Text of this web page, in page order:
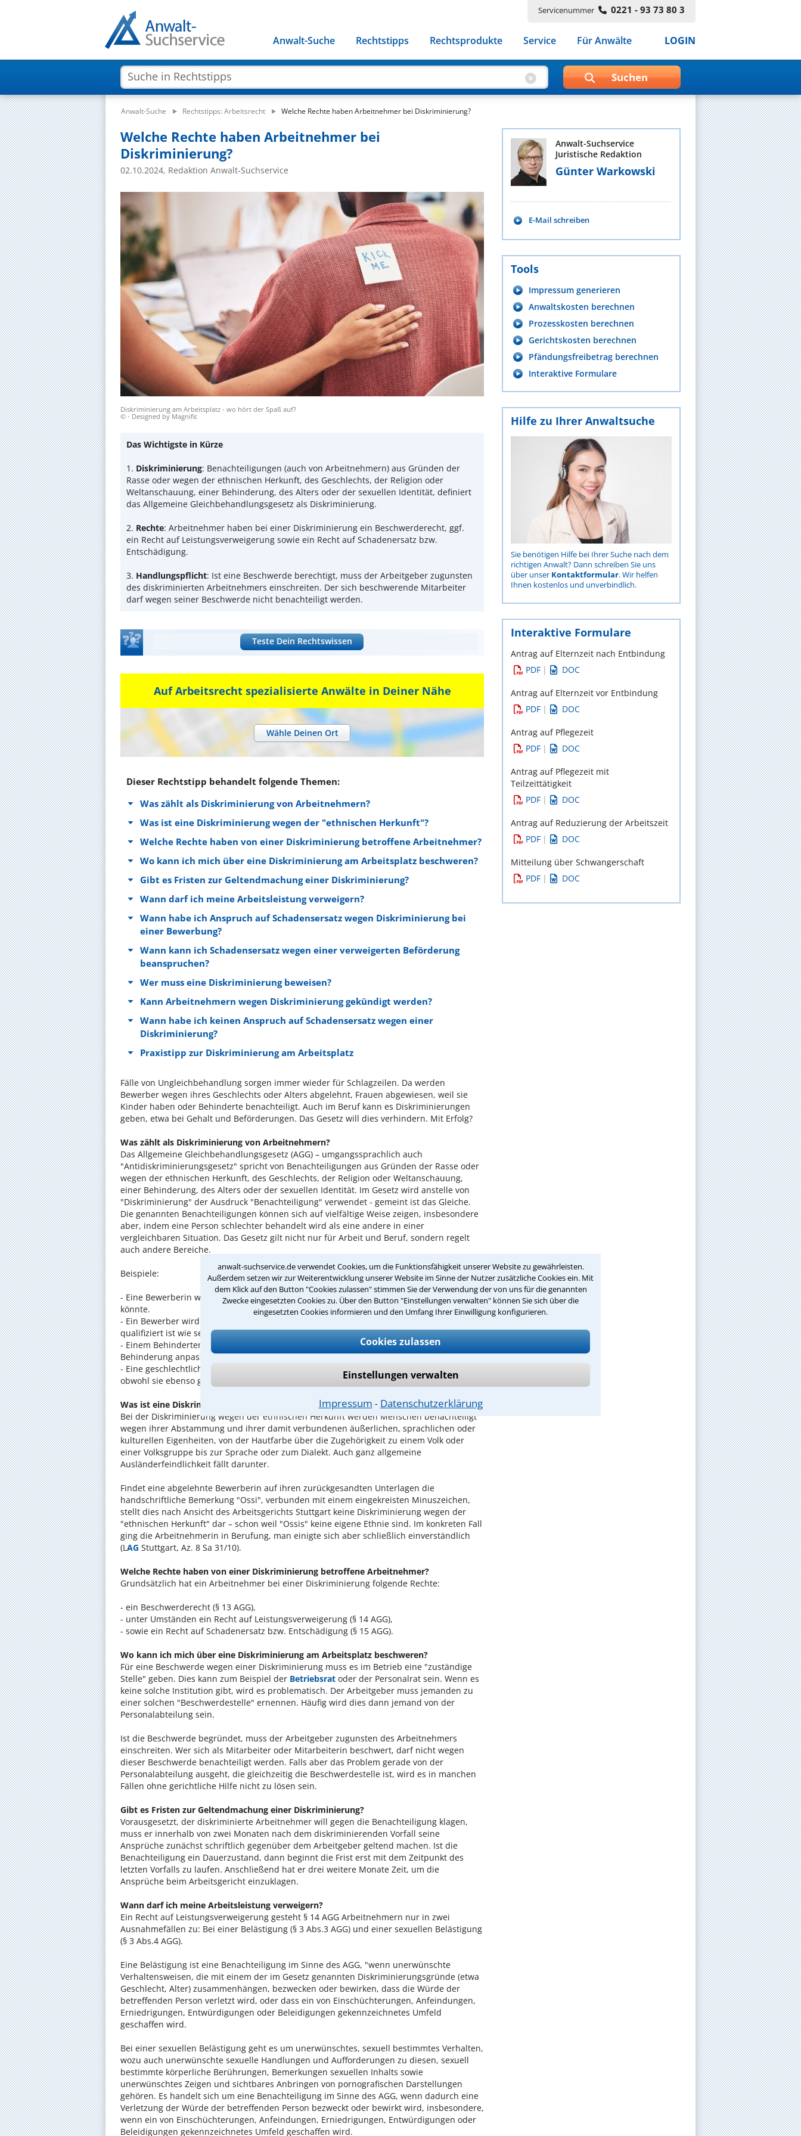
anwalt-suchservice.de verwendet Cookies, um die Funktionsfähigkeit unserer Website zu gewährleisten.
Außerdem setzen wir zur Weiterentwicklung unserer Website im Sinne der Nutzer zusätzliche Cookies ein. Mit
dem Klick auf den Button "Cookies zulassen" stimmen Sie der Verwendung der von uns für die genannten
Zwecke eingesetzten Cookies zu. Über den Button "Einstellungen verwalten" können Sie sich über die
eingesetzten Cookies informieren und den Umfang Ihrer Einwilligung konfigurieren.
Cookies zulassen
Einstellungen verwalten
Impressum ⁃ Datenschutzerklärung
Servicenummer 0221 - 93 73 80 3
Anwalt-Suche Rechtstipps Rechtsprodukte Service Für Anwälte LOGIN
Anwalt-Suche Rechtstipps: Arbeitsrecht Welche Rechte haben Arbeitnehmer bei Diskriminierung?
Welche Rechte haben Arbeitnehmer bei
Diskriminierung?
02.10.2024, Redaktion Anwalt-Suchservice
Diskriminierung am Arbeitsplatz - wo hört der Spaß auf?
© - Designed by Magnific
Das Wichtigste in Kürze
1. Diskriminierung: Benachteiligungen (auch von Arbeitnehmern) aus Gründen der
Rasse oder wegen der ethnischen Herkunft, des Geschlechts, der Religion oder
Weltanschauung, einer Behinderung, des Alters oder der sexuellen Identität, definiert
das Allgemeine Gleichbehandlungsgesetz als Diskriminierung.
2. Rechte: Arbeitnehmer haben bei einer Diskriminierung ein Beschwerderecht, ggf.
ein Recht auf Leistungsverweigerung sowie ein Recht auf Schadenersatz bzw.
Entschädigung.
3. Handlungspflicht: Ist eine Beschwerde berechtigt, muss der Arbeitgeber zugunsten
des diskriminierten Arbeitnehmers einschreiten. Der sich beschwerende Mitarbeiter
darf wegen seiner Beschwerde nicht benachteiligt werden.
Teste Dein Rechtswissen
Auf Arbeitsrecht spezialisierte Anwälte in Deiner Nähe
Wähle Deinen Ort
Dieser Rechtstipp behandelt folgende Themen:
Was zählt als Diskriminierung von Arbeitnehmern?
Was ist eine Diskriminierung wegen der "ethnischen Herkunft"?
Welche Rechte haben von einer Diskriminierung betroffene Arbeitnehmer?
Wo kann ich mich über eine Diskriminierung am Arbeitsplatz beschweren?
Gibt es Fristen zur Geltendmachung einer Diskriminierung?
Wann darf ich meine Arbeitsleistung verweigern?
Wann habe ich Anspruch auf Schadensersatz wegen Diskriminierung bei
einer Bewerbung?
Wann kann ich Schadensersatz wegen einer verweigerten Beförderung
beanspruchen?
Wer muss eine Diskriminierung beweisen?
Kann Arbeitnehmern wegen Diskriminierung gekündigt werden?
Wann habe ich keinen Anspruch auf Schadensersatz wegen einer
Diskriminierung?
Praxistipp zur Diskriminierung am Arbeitsplatz
Fälle von Ungleichbehandlung sorgen immer wieder für Schlagzeilen. Da werden
Bewerber wegen ihres Geschlechts oder Alters abgelehnt, Frauen abgewiesen, weil sie
Kinder haben oder Behinderte benachteiligt. Auch im Beruf kann es Diskriminierungen
geben, etwa bei Gehalt und Beförderungen. Das Gesetz will dies verhindern. Mit Erfolg?
Was zählt als Diskriminierung von Arbeitnehmern?
Das Allgemeine Gleichbehandlungsgesetz (AGG) – umgangssprachlich auch
"Antidiskriminierungsgesetz" spricht von Benachteiligungen aus Gründen der Rasse oder
wegen der ethnischen Herkunft, des Geschlechts, der Religion oder Weltanschauung,
einer Behinderung, des Alters oder der sexuellen Identität. Im Gesetz wird anstelle von
"Diskriminierung" der Ausdruck "Benachteiligung" verwendet - gemeint ist das Gleiche.
Die genannten Benachteiligungen können sich auf vielfältige Weise zeigen, insbesondere
aber, indem eine Person schlechter behandelt wird als eine andere in einer
vergleichbaren Situation. Das Gesetz gilt nicht nur für Arbeit und Beruf, sondern regelt
auch andere Bereiche.
Beispiele:
- Eine Bewerberin wird abgewiesen, weil sie eine junge Frau ist und schwanger werden
könnte.
- Ein Bewerber wird wegen seiner schwarzen Hauptfarbe abgewiesen, obwohl er ebenso
qualifiziert ist wie seine Mitbewerber.
- Einem Behinderten wird eine Beförderung verweigert, weil man dann sein Büro an seine
Behinderung anpassen müsste.
- Eine geschlechtlich diverse Person wird immer wieder bei Beförderungen übergangen,
obwohl sie ebenso gut arbeitet, wie die Kollegen.
Was ist eine Diskriminierung wegen der "ethnischen Herkunft"?
Bei der Diskriminierung wegen der ethnischen Herkunft werden Menschen benachteiligt
wegen ihrer Abstammung und ihrer damit verbundenen äußerlichen, sprachlichen oder
kulturellen Eigenheiten, von der Hautfarbe über die Zugehörigkeit zu einem Volk oder
einer Volksgruppe bis zur Sprache oder zum Dialekt. Auch ganz allgemeine
Ausländerfeindlichkeit fällt darunter.
Findet eine abgelehnte Bewerberin auf ihren zurückgesandten Unterlagen die
handschriftliche Bemerkung "Ossi", verbunden mit einem eingekreisten Minuszeichen,
stellt dies nach Ansicht des Arbeitsgerichts Stuttgart keine Diskriminierung wegen der
"ethnischen Herkunft" dar – schon weil "Ossis" keine eigene Ethnie sind. Im konkreten Fall
ging die Arbeitnehmerin in Berufung, man einigte sich aber schließlich einverständlich
(L AG Stuttgart, Az. 8 Sa 31/10).
Welche Rechte haben von einer Diskriminierung betroffene Arbeitnehmer?
Grundsätzlich hat ein Arbeitnehmer bei einer Diskriminierung folgende Rechte:
- ein Beschwerderecht (§ 13 AGG),
- unter Umständen ein Recht auf Leistungsverweigerung (§ 14 AGG),
- sowie ein Recht auf Schadenersatz bzw. Entschädigung (§ 15 AGG).
Wo kann ich mich über eine Diskriminierung am Arbeitsplatz beschweren?
Für eine Beschwerde wegen einer Diskriminierung muss es im Betrieb eine "zuständige
Stelle" geben. Dies kann zum Beispiel der Betriebsrat oder der Personalrat sein. Wenn es
keine solche Institution gibt, wird es problematisch. Der Arbeitgeber muss jemanden zu
einer solchen "Beschwerdestelle" ernennen. Häufig wird dies dann jemand von der
Personalabteilung sein.
Ist die Beschwerde begründet, muss der Arbeitgeber zugunsten des Arbeitnehmers
einschreiten. Wer sich als Mitarbeiter oder Mitarbeiterin beschwert, darf nicht wegen
dieser Beschwerde benachteiligt werden. Falls aber das Problem gerade von der
Personalabteilung ausgeht, die gleichzeitig die Beschwerdestelle ist, wird es in manchen
Fällen ohne gerichtliche Hilfe nicht zu lösen sein.
Gibt es Fristen zur Geltendmachung einer Diskriminierung?
Vorausgesetzt, der diskriminierte Arbeitnehmer will gegen die Benachteiligung klagen,
muss er innerhalb von zwei Monaten nach dem diskriminierenden Vorfall seine
Ansprüche zunächst schriftlich gegenüber dem Arbeitgeber geltend machen. Ist die
Benachteiligung ein Dauerzustand, dann beginnt die Frist erst mit dem Zeitpunkt des
letzten Vorfalls zu laufen. Anschließend hat er drei weitere Monate Zeit, um die
Ansprüche beim Arbeitsgericht einzuklagen.
Wann darf ich meine Arbeitsleistung verweigern?
Ein Recht auf Leistungsverweigerung gesteht § 14 AGG Arbeitnehmern nur in zwei
Ausnahmefällen zu: Bei einer Belästigung (§ 3 Abs.3 AGG) und einer sexuellen Belästigung
(§ 3 Abs.4 AGG).
Eine Belästigung ist eine Benachteiligung im Sinne des AGG, "wenn unerwünschte
Verhaltensweisen, die mit einem der im Gesetz genannten Diskriminierungsgründe (etwa
Geschlecht, Alter) zusammenhängen, bezwecken oder bewirken, dass die Würde der
betreffenden Person verletzt wird, oder dass ein von Einschüchterungen, Anfeindungen,
Erniedrigungen, Entwürdigungen oder Beleidigungen gekennzeichnetes Umfeld
geschaffen wird.
Bei einer sexuellen Belästigung geht es um unerwünschtes, sexuell bestimmtes Verhalten,
wozu auch unerwünschte sexuelle Handlungen und Aufforderungen zu diesen, sexuell
bestimmte körperliche Berührungen, Bemerkungen sexuellen Inhalts sowie
unerwünschtes Zeigen und sichtbares Anbringen von pornografischen Darstellungen
gehören. Es handelt sich um eine Benachteiligung im Sinne des AGG, wenn dadurch eine
Verletzung der Würde der betreffenden Person bezweckt oder bewirkt wird, insbesondere,
wenn ein von Einschüchterungen, Anfeindungen, Erniedrigungen, Entwürdigungen oder
Beleidigungen gekennzeichnetes Umfeld geschaffen wird.
Anwalt-Suchservice
Juristische Redaktion
Günter Warkowski
E-Mail schreiben
Tools
Impressum generieren
Anwaltskosten berechnen
Prozesskosten berechnen
Gerichtskosten berechnen
Pfändungsfreibetrag berechnen
Interaktive Formulare
Hilfe zu Ihrer Anwaltsuche
Sie benötigen Hilfe bei Ihrer Suche nach dem
richtigen Anwalt? Dann schreiben Sie uns
über unser Kontaktformular. Wir helfen
Ihnen kostenlos und unverbindlich.
Interaktive Formulare
Antrag auf Elternzeit nach Entbindung
PDF | DOC
Antrag auf Elternzeit vor Entbindung
PDF | DOC
Antrag auf Pflegezeit
PDF | DOC
Antrag auf Pflegezeit mit
Teilzeittätigkeit
PDF | DOC
Antrag auf Reduzierung der Arbeitszeit
PDF | DOC
Mitteilung über Schwangerschaft
PDF | DOC